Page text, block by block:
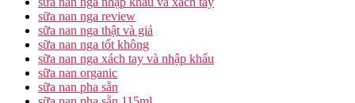
sữa nan nga review
sữa nan nga thật và giả
sữa nan nga tốt không
sữa nan nga xách tay và nhập khẩu
sữa nan organic
sữa nan pha sẵn